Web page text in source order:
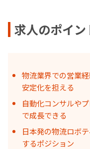
求人のポイン
物流業界での営業
安定化を担える
自動化コンサルや
で成長できる
日本発の物流ロボ
するポジション